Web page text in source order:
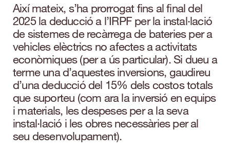
Així mateix, s’ha prorrogat fins al final del
2025 la deducció a l’IRPF per la instal·lació
de sistemes de recàrrega de bateries per a
vehicles elèctrics no afectes a activitats
econòmiques (per a ús particular). Si dueu a
terme una d’aquestes inversions, gaudireu
d’una deducció del 15% dels costos totals
que suporteu (com ara la inversió en equips
i materials, les despeses per a la seva
instal·lació i les obres necessàries per al
seu desenvolupament).